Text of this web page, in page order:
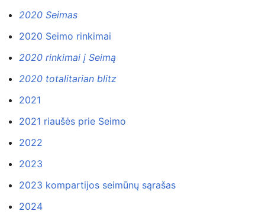
2020 Seimas
2020 Seimo rinkimai
2020 rinkimai į Seimą
2020 totalitarian blitz
2021
2021 riaušės prie Seimo
2022
2023
2023 kompartijos seimūnų sąrašas
2024